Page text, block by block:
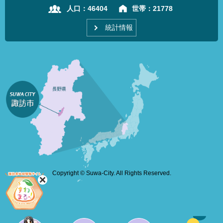
人口： 46404 世帯： 21778
統計情報
Copyright © Suwa-City. All Rights Reserved.